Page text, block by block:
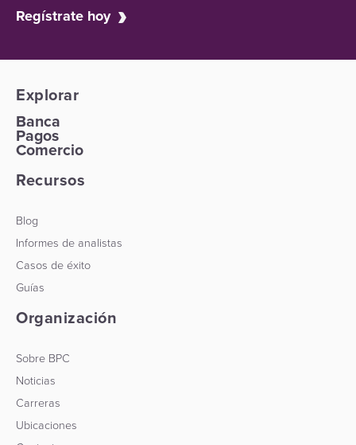
Regístrate hoy
Explorar
Banca
Pagos
Comercio
Recursos
Blog
Informes de analistas
Casos de éxito
Guías
Organización
Sobre BPC
Noticias
Carreras
Ubicaciones